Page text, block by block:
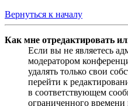
Вернуться к началу
Как мне отредактировать
Если вы не являетесь
модератором
удалять только свои
перейти к
в соответствующем
ограниченного времени